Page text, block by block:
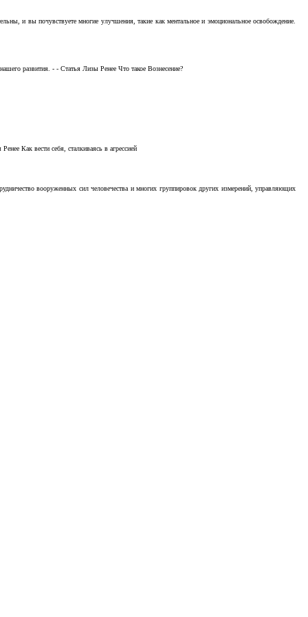
и вы почувствуете многие улучшения, такие как ментальное и эмоциональное освобождение.
развития. - - Статья Лизы Ренее Что такое Вознесение?
Как вести себя, сталкиваясь в агрессией
вооруженных сил человечества и многих группировок других измерений, управляющих